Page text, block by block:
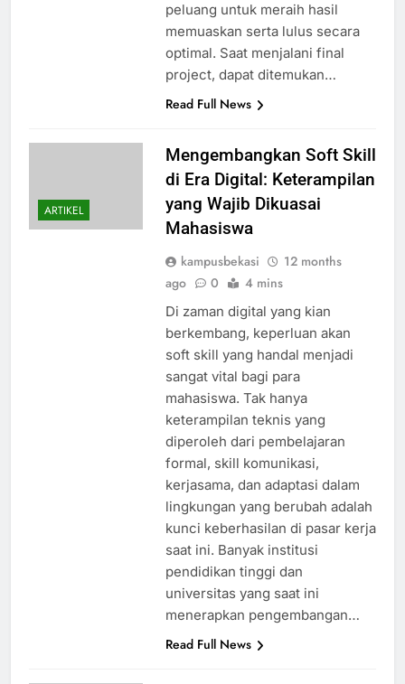
peluang untuk meraih hasil
memuaskan serta lulus secara
optimal. Saat menjalani final
project, dapat ditemukan…
Read Full News
ARTIKEL
Mengembangkan Soft Skill
di Era Digital: Keterampilan
yang Wajib Dikuasai
Mahasiswa
kampusbekasi
12 months
ago
0 4 mins
Di zaman digital yang kian
berkembang, keperluan akan
soft skill yang handal menjadi
sangat vital bagi para
mahasiswa. Tak hanya
keterampilan teknis yang
diperoleh dari pembelajaran
formal, skill komunikasi,
kerjasama, dan adaptasi dalam
lingkungan yang berubah adalah
kunci keberhasilan di pasar kerja
saat ini. Banyak institusi
pendidikan tinggi dan
universitas yang saat ini
menerapkan pengembangan…
Read Full News